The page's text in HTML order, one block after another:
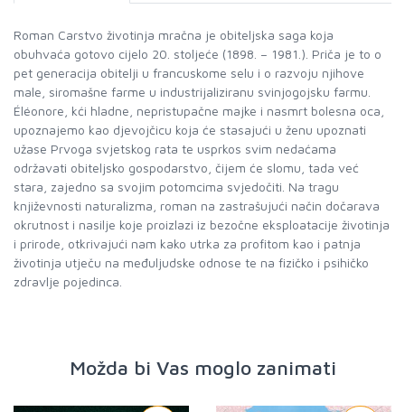
Roman Carstvo životinja mračna je obiteljska saga koja
obuhvaća gotovo cijelo 20. stoljeće (1898. – 1981.). Priča je to o
pet generacija obitelji u francuskome selu i o razvoju njihove
male, siromašne farme u industrijaliziranu svinjogojsku farmu.
Éléonore, kći hladne, nepristupačne majke i nasmrt bolesna oca,
upoznajemo kao djevojčicu koja će stasajući u ženu upoznati
užase Prvoga svjetskog rata te usprkos svim nedaćama
održavati obiteljsko gospodarstvo, čijem će slomu, tada već
stara, zajedno sa svojim potomcima svjedočiti. Na tragu
književnosti naturalizma, roman na zastrašujući način dočarava
okrutnost i nasilje koje proizlazi iz bezočne eksploatacije životinja
i prirode, otkrivajući nam kako utrka za profitom kao i patnja
životinja utječu na međuljudske odnose te na fizičko i psihičko
zdravlje pojedinca.
Možda bi Vas moglo zanimati